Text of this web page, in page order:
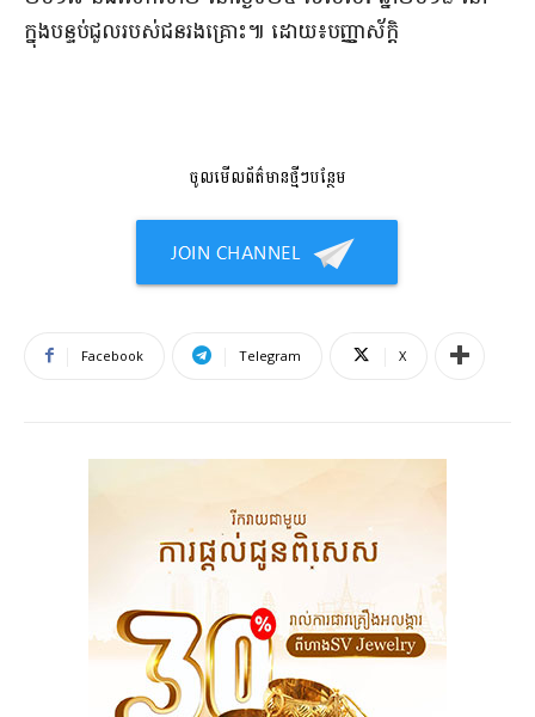
ក្នុង​បន្ទប់​ជួល​របស់​ជនរងគ្រោះ​៕ ដោយ​៖​បញ្ញា​ស័ក្តិ​
ចូលមើលព័ត៌មានថ្មីៗបន្ថែម
Facebook Telegram X